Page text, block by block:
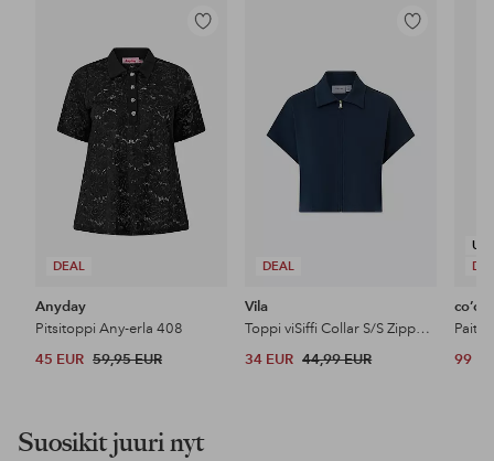
DEAL
Lisää
Anyday
Pitsitoppi Any-erla 408
45 EUR 59,95 EUR
DEAL
Lisää
Vila
Toppi viSiffi Collar S/S Zipper Top
34 EUR 44,99 EUR 99
Suosikit juuri nyt